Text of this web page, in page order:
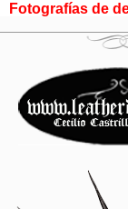
Fotografías de